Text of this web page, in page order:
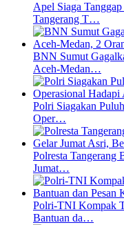
Apel Siaga
Tangerang T…
BNN Sumut
Aceh-Medan…
Polri Siagakan
Oper…
Polresta Tangerang
Jumat…
Polri-TNI Kompak
Bantuan da…